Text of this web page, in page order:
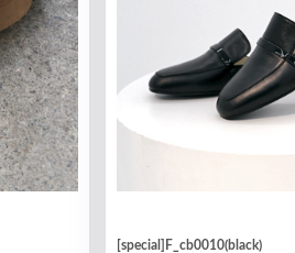
[special]F_cb0010(black)